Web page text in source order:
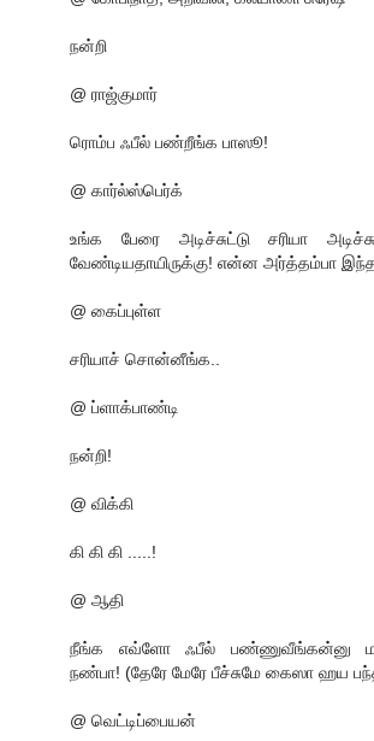
நன்றி
@ ராஜ்குமார்
ரொம்ப ஃபீல் பண்றீங்க பாஸூ!
@ கார்ல்ஸ்பெர்க்
உங்க பேரை அடிச்சுட்டு சரியா
வேண்டியதாயிருக்கு! என்ன அர்த்தம்பா
@ கைப்புள்ள
சரியாச் சொன்னீங்க..
@ ப்ளாக்பாண்டி
நன்றி!
@ விக்கி
கி கி கி .....!
@ ஆதி
நீங்க எவ்ளோ ஃபீல் பண்ணுவீங்கன்னு
நண்பா! (தேரே மேரே பீச்சுமே கைஸா ஹய
@ வெட்டிப்பையன்